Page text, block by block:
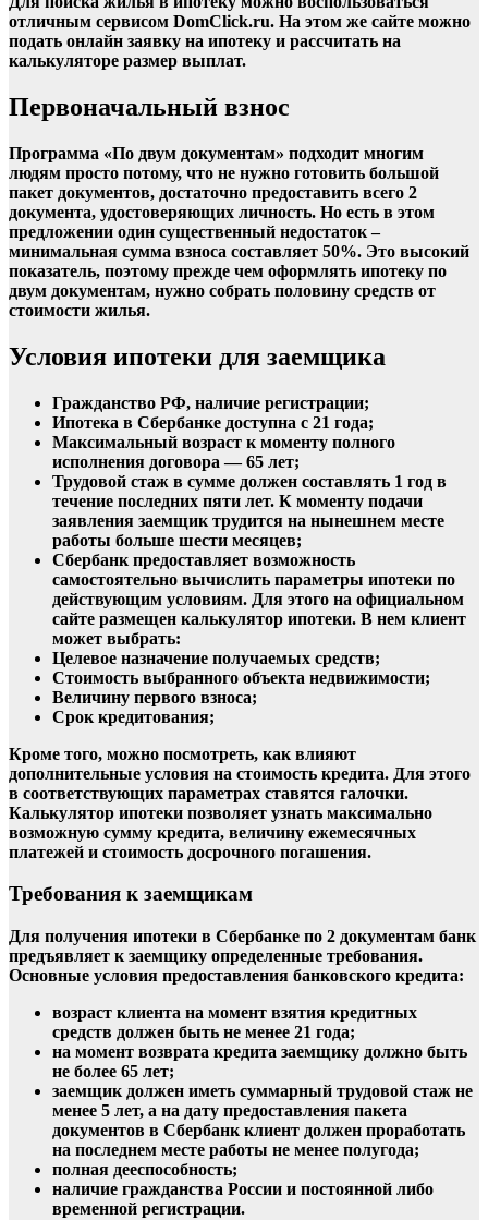
отличным сервисом DomClick.ru. На этом же сайте можно
подать онлайн заявку на ипотеку и рассчитать на
калькуляторе размер выплат.
Первоначальный взнос
Программа «По двум документам» подходит многим
людям просто потому, что не нужно готовить большой
пакет документов, достаточно предоставить всего 2
документа, удостоверяющих личность. Но есть в этом
предложении один существенный недостаток –
минимальная сумма взноса составляет 50%. Это высокий
показатель, поэтому прежде чем оформлять ипотеку по
двум документам, нужно собрать половину средств от
стоимости жилья.
Условия ипотеки для заемщика
Гражданство РФ, наличие регистрации;
Ипотека в Сбербанке доступна с 21 года;
Максимальный возраст к моменту полного
исполнения договора — 65 лет;
Трудовой стаж в сумме должен составлять 1 год в
течение последних пяти лет. К моменту подачи
заявления заемщик трудится на нынешнем месте
работы больше шести месяцев;
Сбербанк предоставляет возможность
самостоятельно вычислить параметры ипотеки по
действующим условиям. Для этого на официальном
сайте размещен калькулятор ипотеки. В нем клиент
может выбрать:
Целевое назначение получаемых средств;
Стоимость выбранного объекта недвижимости;
Величину первого взноса;
Срок кредитования;
Кроме того, можно посмотреть, как влияют
дополнительные условия на стоимость кредита. Для этого
в соответствующих параметрах ставятся галочки.
Калькулятор ипотеки позволяет узнать максимально
возможную сумму кредита, величину ежемесячных
платежей и стоимость досрочного погашения.
Требования к заемщикам
Для получения ипотеки в Сбербанке по 2 документам банк
предъявляет к заемщику определенные требования.
Основные условия предоставления банковского кредита:
возраст клиента на момент взятия кредитных
средств должен быть не менее 21 года;
на момент возврата кредита заемщику должно быть
не более 65 лет;
заемщик должен иметь суммарный трудовой стаж не
менее 5 лет, а на дату предоставления пакета
документов в Сбербанк клиент должен проработать
на последнем месте работы не менее полугода;
полная дееспособность;
наличие гражданства России и постоянной либо
временной регистрации.